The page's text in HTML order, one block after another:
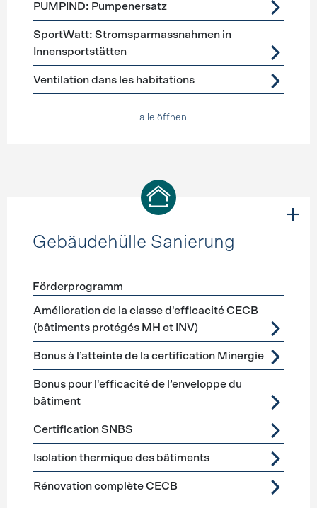
PUMPIND: Pumpenersatz
SportWatt: Stromsparmassnahmen in
Innensportstätten
Ventilation dans les habitations
+ alle öffnen
Gebäudehülle Sanierung
Förderprogramme Gebäudehülle Sanierung
Förderprogramm
Amélioration de la classe d'efficacité CECB
(bâtiments protégés MH et INV)
Bonus à l’atteinte de la certification Minergie
Bonus pour l'efficacité de l’enveloppe du
bâtiment
Certification SNBS
Isolation thermique des bâtiments
Rénovation complète CECB